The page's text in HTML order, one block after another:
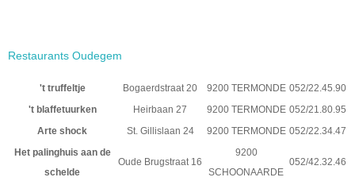
Restaurants Oudegem
't truffeltje Bogaerdstraat 20 9200 TERMONDE 052/22.45.90
't blaffetuurken
Heirbaan 27 9200 TERMONDE 052/21.80.95
Arte shock
St. Gillislaan 24 9200 TERMONDE 052/22.34.47
Het palinghuis aan de
schelde
Oude Brugstraat 16
9200
SCHOONAARDE
052/42.32.46